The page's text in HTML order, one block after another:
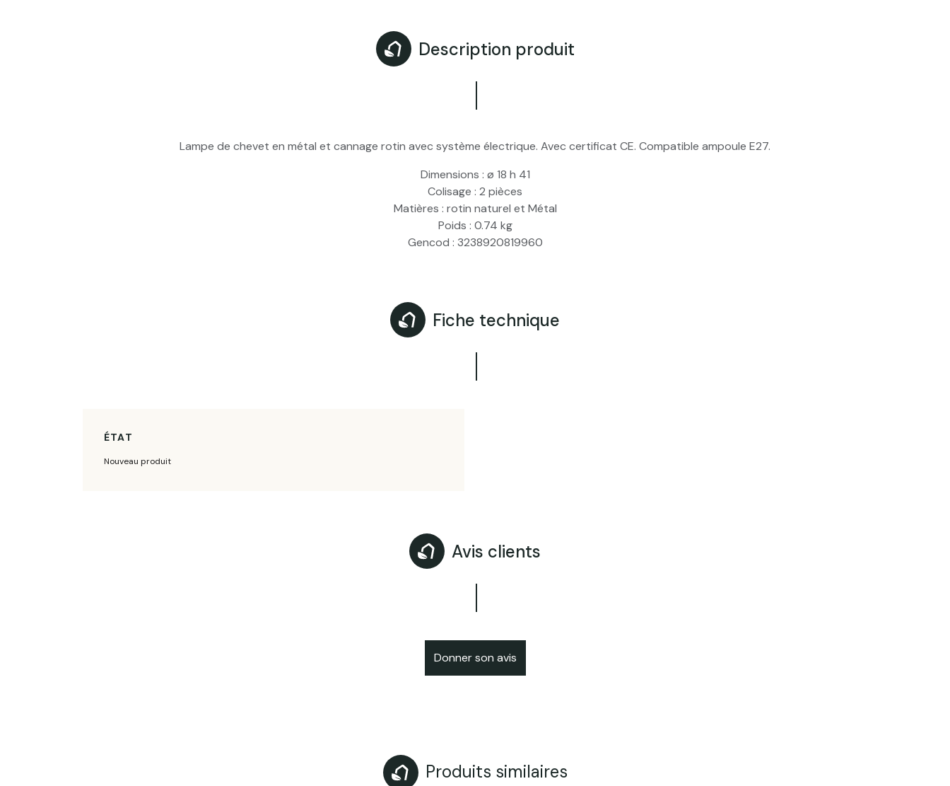
Description produit
Lampe de chevet en métal et cannage rotin avec système électrique. Avec certificat CE. Compatible ampoule E27.
Dimensions : ø 18 h 41
Colisage : 2 pièces
Matières : rotin naturel et Métal
Poids : 0.74 kg
Gencod : 3238920819960
Fiche technique
ÉTAT
Nouveau produit
Avis clients
Donner son avis
Produits similaires